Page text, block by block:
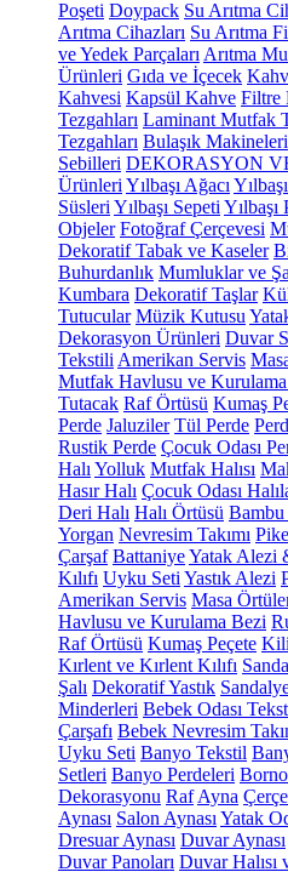
Poşeti Doypack Su Arıtma
Arıtma Cihazları Su Arıtma
ve Yedek Parçaları Arıtma
Ürünleri Gıda ve İçecek
Kahvesi Kapsül Kahve Filtre
Tezgahları Laminant Mutfak
Tezgahları Bulaşık Makineleri
Sebilleri DEKORASYON
Ürünleri Yılbaşı Ağacı
Süsleri Yılbaşı Sepeti
Objeler Fotoğraf Çerçevesi
Dekoratif Tabak ve Kaseler
Buhurdanlık Mumluklar ve
Kumbara Dekoratif Taşlar
Tutucular Müzik Kutusu
Dekorasyon Ürünleri Duvar
Tekstili Amerikan Servis
Mutfak Havlusu ve
Tutacak Raf Örtüsü Kumaş
Perde Jaluziler Tül Perde
Rustik Perde Çocuk Odası
Halı Yolluk Mutfak Halısı
Hasır Halı Çocuk Odası
Deri Halı Halı Örtüsü Bambu
Yorgan Nevresim Takımı
Çarşaf BattaniyeYatak Alezi
Kılıfı Uyku Seti Yastık Alezi
Amerikan Servis Masa
Havlusu ve Kurulama Bezi
Raf Örtüsü Kumaş Peçete
Kırlent ve Kırlent Kılıfı
Şalı Dekoratif Yastık
Minderleri Bebek Odası
Çarşafı Bebek Nevresim
Uyku Seti Banyo Tekstil
Setleri Banyo Perdeleri
Dekorasyonu Raf Ayna
Aynası Salon Aynası Yatak
Dresuar Aynası Duvar Aynası
Duvar Panoları Duvar Halısı